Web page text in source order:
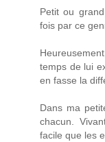
Petit ou
fois par ce
temps de lui
en fasse la
Dans ma
chacun.
facile que les